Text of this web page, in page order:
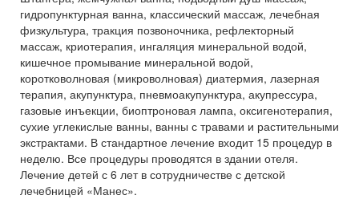
гидропунктурная ванна, классический массаж, лечебная
физкультура, тракция позвоночника, рефлекторный
массаж, криотерапия, ингаляция минеральной водой,
кишечное промывание минеральной водой,
коротковолновая (микроволновая) диатермия, лазерная
терапия, акупунктура, пневмоакупунктура, акупрессура,
газовые инъекции, биоптроновая лампа, оксигенотерапия,
сухие углекислые ванны, ванны с травами и растительными
экстрактами. В стандартное лечение входит 15 процедур в
неделю. Все процедуры проводятся в здании отеля.
Лечение детей с 6 лет в сотрудничестве с детской
лечебницей «Манес».